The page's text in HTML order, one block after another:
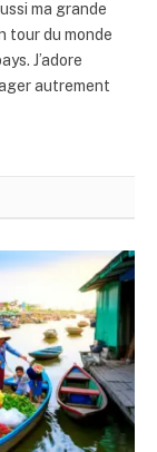
ma grande
tour du monde
J’adore
autrement